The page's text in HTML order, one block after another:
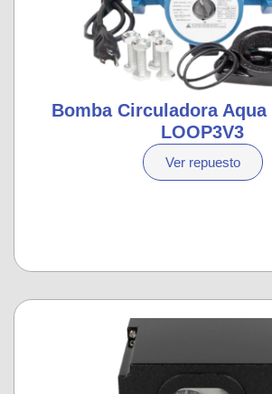
Bomba Circuladora Aqua
LOOP3V3
Ver repuesto